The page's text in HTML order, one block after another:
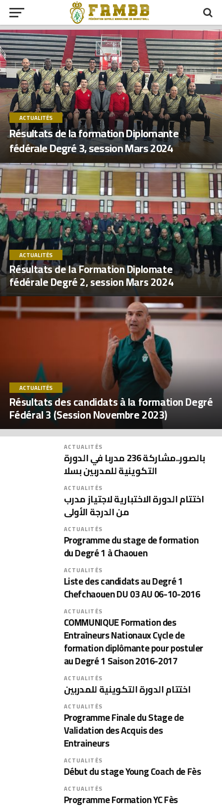
ACTUALITÉS
Résultats de la formation Diplomante
fédérale Degré 3, session Mars 2024
ACTUALITÉS
Résultats de la Formation Diplomate
fédérale Degré 2, session Mars 2024
ACTUALITÉS
Résultats des candidats à la formation Degré
Fédéral 3 (Session Novembre 2023)
ACTUALITÉS
بالصور..مشاركة 236 مدربا في الدورة
التكوينية للمدربين بسلا
ACTUALITÉS
اختتام الدورة الاختبارية لاجتياز مدرب
من الدرجة الأولى
ACTUALITÉS
Programme du stage de formation
du Degré 1 à Chaouen
ACTUALITÉS
Liste des candidats au Degré 1
Chefchaouen DU 03 AU 06-10-2016
ACTUALITÉS
COMMUNIQUE Formation des
Entraîneurs Nationaux Cycle de
formation diplômante pour postuler
au Degré 1 Saison 2016-2017
ACTUALITÉS
اختتام الدورة التكوينية للمدربين
ACTUALITÉS
Programme Finale du Stage de
Validation des Acquis des
Entraineurs
ACTUALITÉS
Début du stage Young Coach de Fès
ACTUALITÉS
Programme Formation YC Fès